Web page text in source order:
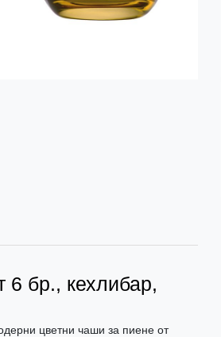
6 бр., кехлибар,
цветни чаши за пиене от